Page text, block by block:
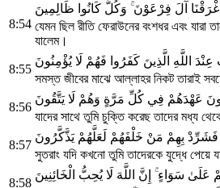
8:54
آلَ فِرْعَوْنَ ۚ وَكُلٌّ كَانُوا ظَالِمِينَ
যেমন ছিল রীতি ফেরাউনের বংশধর এবং যারা
যালেম।
8:55
اللَّهِ الَّذِينَ كَفَرُوا فَهُمْ لَا يُؤْمِنُونَ
সমস্ত জীবের মাঝে আল্লাহর নিকট তারাই
8:56
عَهْدَهُمْ فِي كُلِّ مَرَّةٍ وَهُمْ لَا يَتَّقُونَ
যাদের সাথে তুমি চুক্তি করেছ তাদের মধ্য
8:57
فَشَرِّدْ بِهِمْ مَنْ خَلْفَهُمْ لَعَلَّهُمْ يَذَّكَّرُونَ
সুতরাং যদি কখনো তুমি তাদেরকে যুদ্ধে পেয়ে
8:58
عَلَىٰ سَوَاءٍ ۚ إِنَّ اللَّهَ لَا يُحِبُّ الْخَائِنِينَ